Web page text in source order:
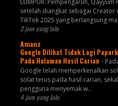
setelah diangkat sebagai Creator
TikTok 2025 yang berlangsung
2 jam yang lalu
Amanz
Google Dilihat Tidak Lagi
Pada Halaman Hasil Carian -
Google telah memperkenalkan
solat terus pada hasil carian,
pengguna menyemak w...
4 jam yang lalu